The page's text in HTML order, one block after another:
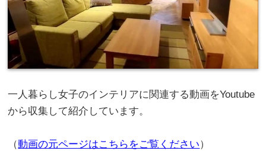
一人暮らし女子のインテリアに関連する動画をYoutube
から収集して紹介しています。
（動画の元ページはこちらをご覧ください）